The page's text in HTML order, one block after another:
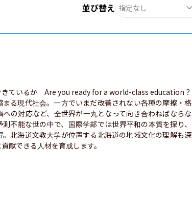
並び替え 指定なし
きているか　Are you ready for a world-class education？
る現代社会。一方でいまだ改善されない各種の摩擦・格
の対応など、全世界が一丸となって向き合わねばならな
不能な世の中で、国際学部では世界平和の本質を探り、
北海道文教大学が位置する北海道の地域文化の理解も深
献できる人材を育成します。